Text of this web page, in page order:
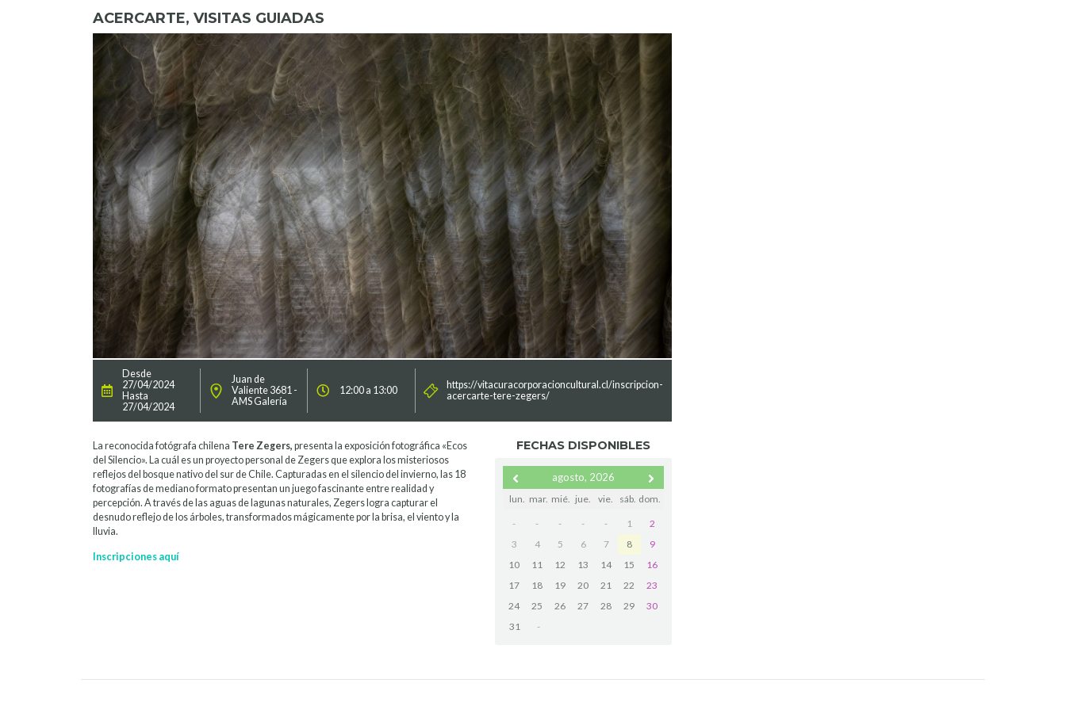
ACERCARTE, VISITAS GUIADAS
Desde
27/04/2024
Hasta
27/04/2024
Juan de
Valiente 3681 -
AMS Galería
12:00 a 13:00
https://vitacuracorporacioncultural.cl/inscripcion-
acercarte-tere-zegers/
La reconocida fotógrafa chilena Tere Zegers, presenta la exposición fotográfica «Ecos
del Silencio». La cuál es un proyecto personal de Zegers que explora los misteriosos
reflejos del bosque nativo del sur de Chile. Capturadas en el silencio del invierno, las 18
fotografías de mediano formato presentan un juego fascinante entre realidad y
percepción. A través de las aguas de lagunas naturales, Zegers logra capturar el
desnudo reflejo de los árboles, transformados mágicamente por la brisa, el viento y la
lluvia.
Inscripciones aquí
FECHAS DISPONIBLES
agosto, 2026
lun. mar. mié. jue. vie. sáb. dom.
- - - - - 1
2
3
4 5 6 7 8
9
10
11 12 13 14 15
16
17
18 19 20 21 22
23
24
25 26 27 28 29
30
31
-